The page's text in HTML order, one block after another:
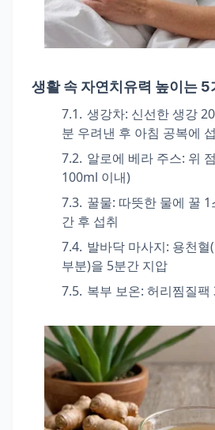
생활 속 자연치유력 높이는 5
생강차: 신선한 생강
분 우려낸 후 아침 공복에
알로에 베라 주스: 위
100ml 이내)
꿀물: 따뜻한 물에 꿀
간 후 섭취
발바닥 마사지: 용천혈
부분)을 5분간 지압
복부 보온: 허리찜질